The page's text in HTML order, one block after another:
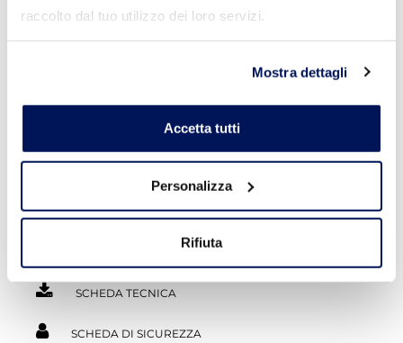
raccolto dal tuo utilizzo dei loro servizi.
Mostra dettagli
Accetta tutti
Personalizza
Rifiuta
Elevate prestazioni
• Resistenza a flessione > 8 MPa
genere, per tutte le
destinazioni d’uso previste
dalle principali norme di
riferimento
SCHEDA TECNICA
SCHEDA DI SICUREZZA